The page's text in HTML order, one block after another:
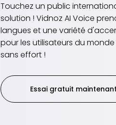
Touchez un public
solution ! Vidnoz AI Voice
langues et une variété
pour les utilisateurs du
sans effort !
Essai gratuit maintenant